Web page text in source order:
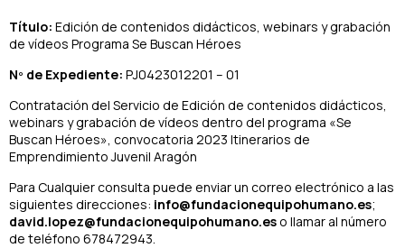
Título: Edición de contenidos didácticos, webinars y grabación
de vídeos Programa Se Buscan Héroes
Nº de Expediente: PJ0423012201 – 01
Contratación del Servicio de Edición de contenidos didácticos,
webinars y grabación de vídeos dentro del programa «Se
Buscan Héroes», convocatoria 2023 Itinerarios de
Emprendimiento Juvenil Aragón
Para Cualquier consulta puede enviar un correo electrónico a las
siguientes direcciones: info@fundacionequipohumano.es;
david.lopez@fundacionequipohumano.eso llamar al número
de teléfono 678472943.